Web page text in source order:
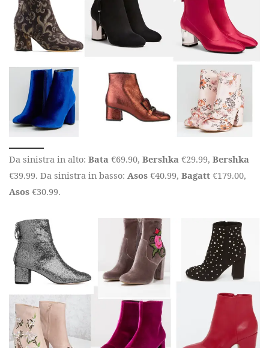
Da sinistra in alto: Bata €69.90, Bershka €29.99, Bershka
€39.99. Da sinistra in basso: Asos €40.99, Bagatt €179.00,
Asos €30.99.